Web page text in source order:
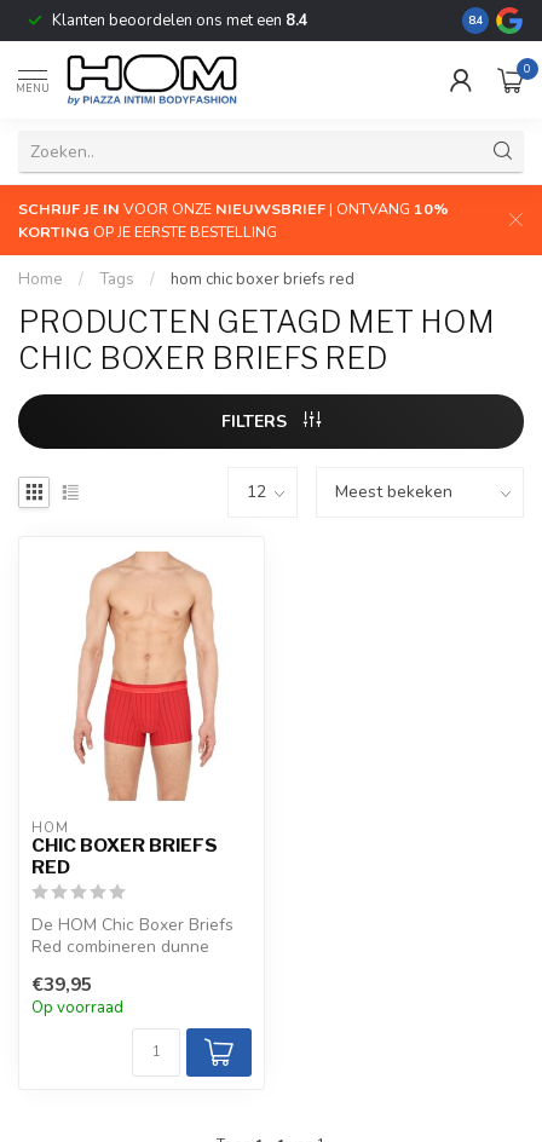
Klanten beoordelen ons met een 8.4 De
8.4
MENU
0
SCHRIJF JE IN VOOR ONZE NIEUWSBRIEF| ONTVANG 10%
KORTING OP JE EERSTE BESTELLING
Home / Tags / hom chic boxer briefs red
PRODUCTEN GETAGD MET HOM
CHIC BOXER BRIEFS RED
FILTERS
HOM
CHIC BOXER BRIEFS
RED
De HOM Chic Boxer Briefs
Red combineren dunne
strepe...
€39,95
Op voorraad